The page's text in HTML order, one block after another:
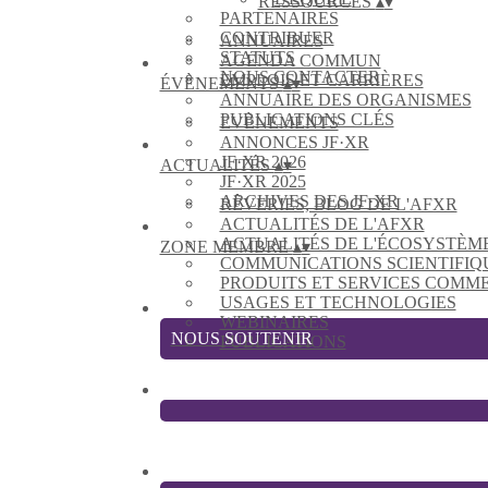
PARTENAIRES
CONTRIBUER
STATUTS
NOUS CONTACTER
ANNUAIRES
AGENDA COMMUN
EMPLOIS ET CARRIÈRES
ANNUAIRE DES ORGANISMES
PUBLICATIONS CLÉS
ÉVÈNEMENTS▴▾
EVÈNEMENTS
ANNONCES JF·XR
JF·XR 2026
JF·XR 2025
ARCHIVES DES JF·XR
ACTUALITÉS▴▾
RÊVERIES, BLOG DE L'AFXR
ACTUALITÉS DE L'AFXR
ACTUALITÉS DE
COMMUNICATIONS
PRODUITS ET SERVICES
USAGES ET TECHNOLOGIES
WEBINAIRES
PUBLICATIONS
ZONE MEMBRE▴▾
NOUS SOUTENIR